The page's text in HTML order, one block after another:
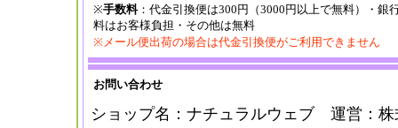
※手数料：代金引換便は300円（3000円以上で無料）・銀
料はお客様負担・その他は無料
※メール便出荷の場合は代金引換便がご利用できません
お問い合わせ
ショップ名：ナチュラルウェブ 運営：株